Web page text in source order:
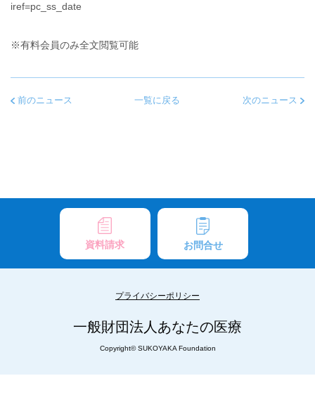
iref=pc_ss_date
※有料会員のみ全文閲覧可能
前のニュース 一覧に戻る 次のニュース
資料請求 お問合せ
プライバシーポリシー
一般財団法人あなたの医療
Copyright© SUKOYAKA Foundation